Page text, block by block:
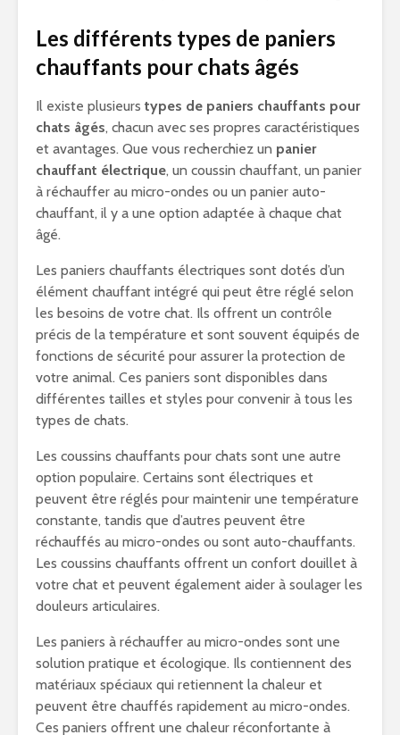
Les différents types de paniers
chauffants pour chats âgés
Il existe plusieurs types de paniers chauffants pour
chats âgés, chacun avec ses propres caractéristiques
et avantages. Que vous recherchiez un panier
chauffant électrique, un coussin chauffant, un panier
à réchauffer au micro-ondes ou un panier auto-
chauffant, il y a une option adaptée à chaque chat
âgé.
Les paniers chauffants électriques sont dotés d’un
élément chauffant intégré qui peut être réglé selon
les besoins de votre chat. Ils offrent un contrôle
précis de la température et sont souvent équipés de
fonctions de sécurité pour assurer la protection de
votre animal. Ces paniers sont disponibles dans
différentes tailles et styles pour convenir à tous les
types de chats.
Les coussins chauffants pour chats sont une autre
option populaire. Certains sont électriques et
peuvent être réglés pour maintenir une température
constante, tandis que d’autres peuvent être
réchauffés au micro-ondes ou sont auto-chauffants.
Les coussins chauffants offrent un confort douillet à
votre chat et peuvent également aider à soulager les
douleurs articulaires.
Les paniers à réchauffer au micro-ondes sont une
solution pratique et écologique. Ils contiennent des
matériaux spéciaux qui retiennent la chaleur et
peuvent être chauffés rapidement au micro-ondes.
Ces paniers offrent une chaleur réconfortante à